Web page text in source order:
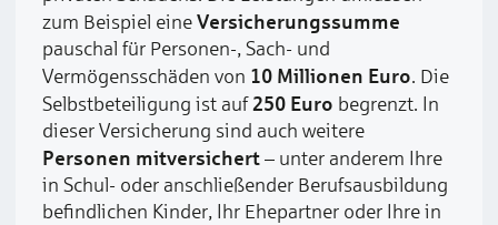
zum Beispiel eineVersicherungssumme
pauschal für Personen-, Sach- und
Vermögensschäden von 10 Millionen Euro. Die
Selbstbeteiligung ist auf250 Euro begrenzt. In
dieser Versicherung sind auch weitere
Personen mitversichert– unter anderem Ihre
in Schul- oder anschließender Berufsausbildung
befindlichen Kinder, Ihr Ehepartner oder Ihre in